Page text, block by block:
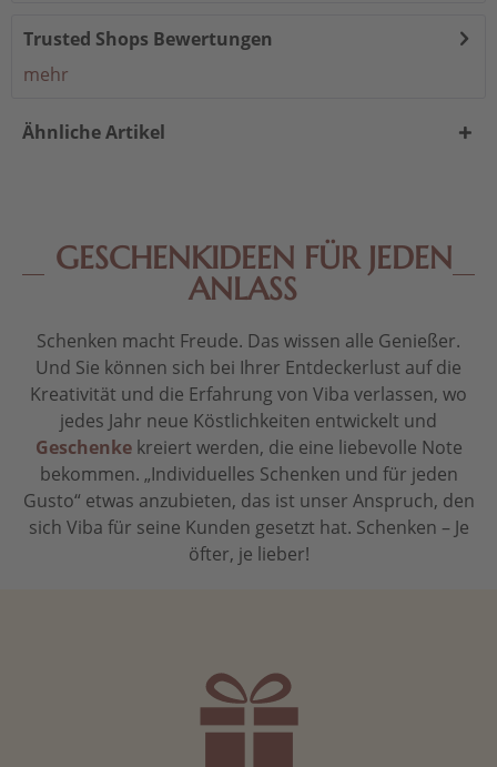
Trusted Shops Bewertungen
mehr
Ähnliche Artikel
GESCHENKIDEEN FÜR JEDEN
ANLASS
Schenken macht Freude. Das wissen alle Genießer.
Und Sie können sich bei Ihrer Entdeckerlust auf die
Kreativität und die Erfahrung von Viba verlassen, wo
jedes Jahr neue Köstlichkeiten entwickelt und
Geschenkekreiert werden, die eine liebevolle Note
bekommen. „Individuelles Schenken und für jeden
Gusto“ etwas anzubieten, das ist unser Anspruch, den
sich Viba für seine Kunden gesetzt hat. Schenken – Je
öfter, je lieber!